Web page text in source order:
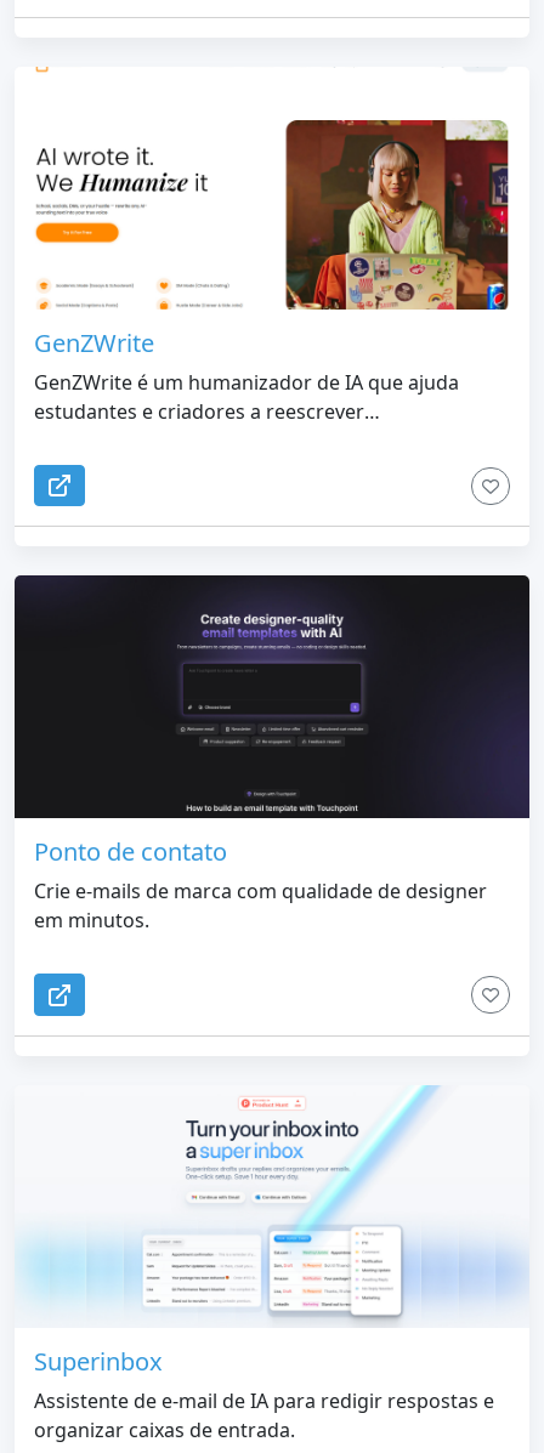
GenZWrite
GenZWrite é um humanizador de IA que ajuda
estudantes e criadores a reescrever
escrita natural e com som humano que reduz os
sinalizadores de detecção. Controle o tom
(acadêmico, casual, profissional) e até transforme
Ponto de contato
Crie e-mails de marca com qualidade de designer
em minutos.
Superinbox
Assistente de e-mail de IA para redigir respostas e
organizar caixas de entrada.